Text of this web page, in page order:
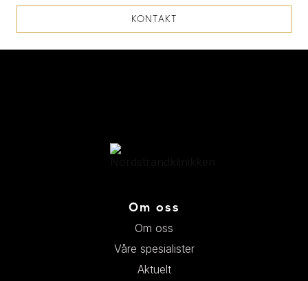
KONTAKT
Om oss
Om oss
Våre spesialister
Aktuelt